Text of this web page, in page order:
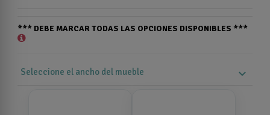
*** DEBE MARCAR TODAS LAS OPCIONES DISPONIBLES ***
Seleccione el ancho del mueble expand_more